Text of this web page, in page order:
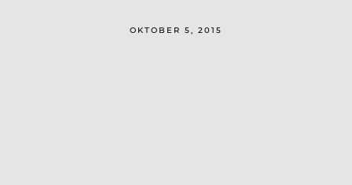
OKTOBER 5, 2015